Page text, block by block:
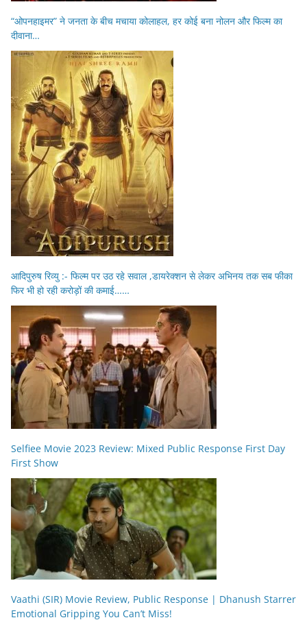
“ओपनहाइमर” ने जनता के बीच मचाया कोलाहल, हर कोई बना नोलन और फिल्म का
दीवाना…
आदिपुरुष रिव्यु :- फिल्म पर उठ रहे सवाल ,डायरेक्शन से लेकर अभिनय तक सब फीका
फिर भी हो रही करोड़ों की कमाई……
Selfiee Movie 2023 Review: Mixed Public Response First Day
First Show
Vaathi (SIR) Movie Review, Public Response | Dhanush Starrer
Emotional Gripping You Can’t Miss!